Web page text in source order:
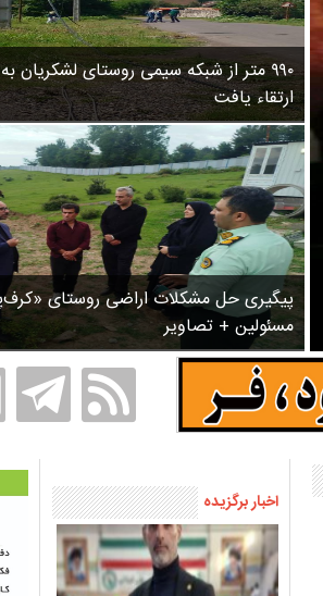
۹۹۰ متر از شبکه سیمی روستای لشکریان
ارتقاء یافت
پیگیری حل مشکلات اراضی روستای
مسئولین + تصاویر
اخبار برگزیده